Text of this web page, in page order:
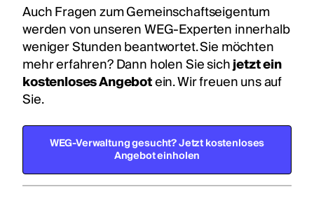
Auch Fragen zum Gemeinschaftseigentum
werden von unseren WEG-Experten innerhalb
weniger Stunden beantwortet. Sie möchten
mehr erfahren? Dann holen Sie sichjetzt ein
kostenloses Angebotein. Wir freuen uns auf
Sie.
WEG-Verwaltung gesucht? Jetzt kostenloses
Angebot einholen